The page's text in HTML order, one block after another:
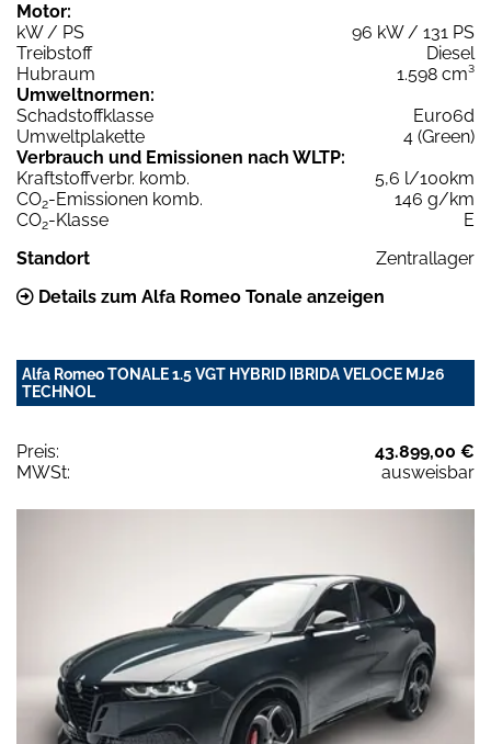
Motor:
kW / PS
96 kW / 131 PS
Treibstoff
Diesel
Hubraum
1.598 cm³
Umweltnormen:
Schadstoffklasse
Euro6d
Umweltplakette
4 (Green)
Verbrauch und Emissionen nach WLTP:
Kraftstoffverbr. komb.
5,6 l/100km
CO2-Emissionen komb.
146 g/km
CO2-Klasse
E
Standort
Zentrallager
Details zum Alfa Romeo Tonale anzeigen
Alfa Romeo TONALE 1.5 VGT HYBRID IBRIDA VELOCE MJ26
TECHNOL
Preis:
43.899,00 €
MWSt:
ausweisbar